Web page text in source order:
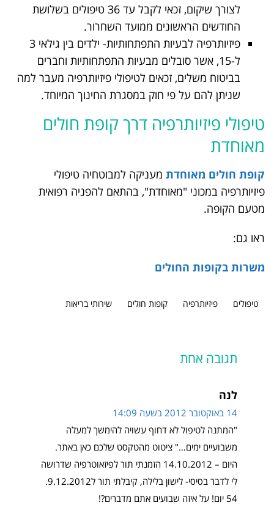
לצורך שיקום, זכאי לקבל עד 36 טיפולים בשלושת
החודשים הראשונים ממועד השחרור.
פיזיותרפיה לבעיות התפתחותיות- ילדים בין גילאי 3
ל-15, אשר סובלים מבעיות התפתחותיות וחברים
בביטוח משלים, זכאים לטיפולי פיזיותרפיה מעבר למה
שניתן להם על פי חוק במסגרת החינוך המיוחד.
טיפולי פיזיותרפיה דרך קופת חולים
מאוחדת
קופת חולים מאוחדת מעניקה למבוטחיה טיפולי
פיזיותרפיה במכוני "מאוחדת", בהתאם להפניה רפואית
מטעם הקופה.
ראו גם:
משרות בקופות החולים
טיפולים פיזיותרפיה קופות חולים שירותי בריאות
תגובה אחת
לנה
14 באוקטובר 2012 בשעה 14:09
"המתנה לטיפול לא דחוף עשויה להימשך למעלה
משבועיים ימים…" ציטוט מהטקסט שלכם כאן באתר.
היום – 14.10.2012 הזמנתי תור לפיזאוטרפיה שדרושה
לי לדבר בסיסי- לישון בלילה, קיבלתי תור ל9.12.2012.
54 יום! על איזה שבועים אתם מדברים?!